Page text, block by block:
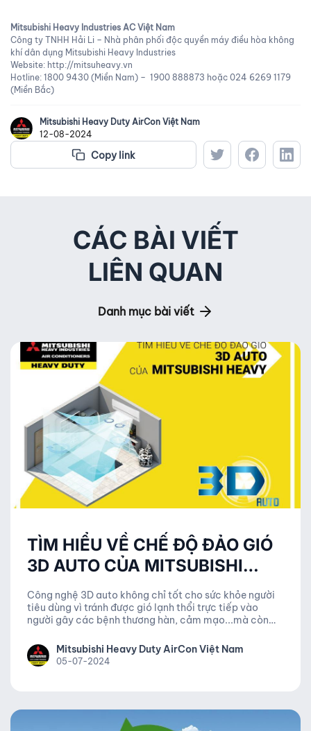
Mitsubishi Heavy Industries AC Việt Nam
Công ty TNHH Hải Li – Nhà phân phối độc quyền máy điều hòa không
khí dân dụng Mitsubishi Heavy Industries
Website: http://mitsuheavy.vn
Hotline: 1800 9430 (Miền Nam) – 1900 888873 hoặc 024 6269 1179
(Miền Bắc)
Mitsubishi Heavy Duty AirCon Việt Nam
12-08-2024
Copy link
CÁC BÀI VIẾT
LIÊN QUAN
Danh mục bài viết
TÌM HIỂU VỀ CHẾ ĐỘ ĐẢO GIÓ
3D AUTO CỦA MITSUBISHI
HEAVY INDUSTRIES
Công nghệ 3D auto không chỉ tốt cho sức khỏe người
tiêu dùng vì tránh được gió lạnh thổi trực tiếp vào
người gây các bệnh thương hàn, cảm mạo...mà còn
Mitsubishi Heavy Duty AirCon Việt Nam
05-07-2024